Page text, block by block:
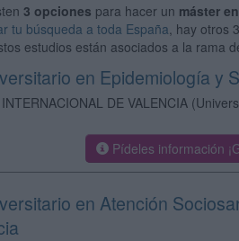
3 opciones para hacer un máster
tu búsqueda a toda España, hay otros
estudios están asociados a la rama
en Epidemiología y
DE VALENCIA
Pídeles información
en Atención